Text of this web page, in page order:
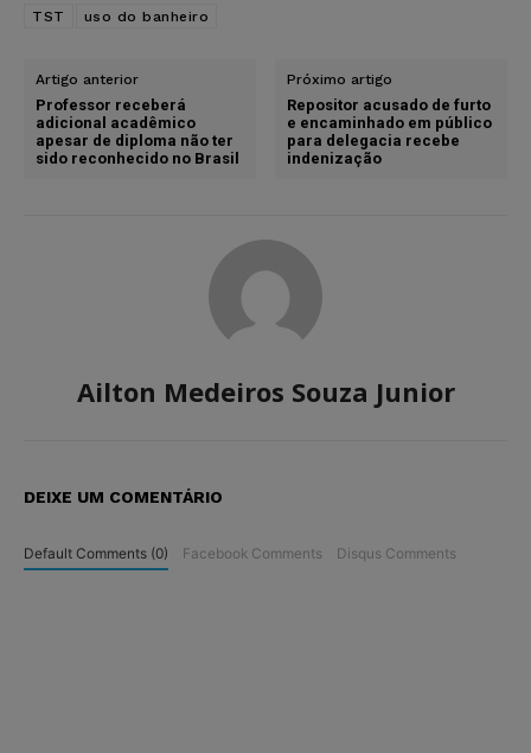
TST
uso do banheiro
Artigo anterior
Professor receberá
adicional acadêmico
apesar de diploma não ter
sido reconhecido no Brasil
Próximo artigo
Repositor acusado de furto
e encaminhado em público
para delegacia recebe
indenização
Ailton Medeiros Souza Junior
DEIXE UM COMENTÁRIO
Default Comments (0) Facebook Comments Disqus Comments